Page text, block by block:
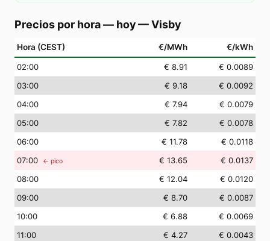
Precios por hora — hoy—Visby
Hora (CEST) €/MWh €/kWh
02:00 € 8.91
€ 0.0089
03:00 € 9.18
€ 0.0092
04:00 € 7.94
€ 0.0079
05:00 € 7.82
€ 0.0078
06:00 € 11.78
€ 0.0118
07:00 ← pico € 13.65
€ 0.0137
08:00 € 12.04
€ 0.0120
09:00 € 8.70
€ 0.0087
10:00 € 6.88
€ 0.0069
11:00 € 4.27
€ 0.0043